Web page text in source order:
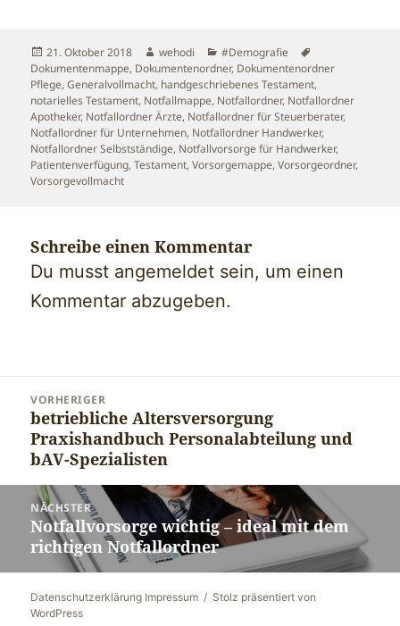
Veröffentlicht
am
21. Oktober 2018 Autor
wehodi Kategorien
#Demografie
Dokumentenmappe, Dokumentenordner, Dokumentenordner
Pflege,Generalvollmacht, handgeschriebenes Testament,
notarielles Testament, Notfallmappe, Notfallordner, Notfallordner
Apotheker, Notfallordner Ärzte, Notfallordner für Steuerberater,
Notfallordner für Unternehmen, Notfallordner Handwerker,
Notfallordner Selbstständige, Notfallvorsorge für Handwerker,
Patientenverfügung,Testament,Vorsorgemappe,Vorsorgeordner,
Vorsorgevollmacht
Schreibe einen Kommentar
Du musst angemeldet sein, um einen
Kommentar abzugeben.
Beitragsnavigation
VORHERIGER
Vorheriger
Beitrag:
betriebliche Altersversorgung
Praxishandbuch Personalabteilung und
bAV-Spezialisten
NÄCHSTER
Nächster
Beitrag:
Notfallvorsorge wichtig – ideal mit dem
richtigen Notfallordner
Datenschutzerklärung Impressum
Stolz präsentiert von
WordPress